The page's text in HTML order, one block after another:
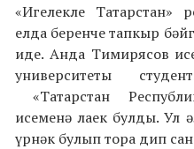
«Игелекле Татарстан»
елда беренче тапкыр
иде. Анда Тимирясов
университеты
«Татарстан
исеменә лаек булды. Ул
үрнәк булып тора дип